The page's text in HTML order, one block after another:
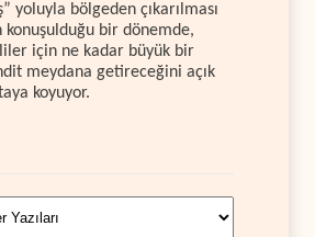
yoluyla bölgeden çıkarılması
konuşulduğu bir dönemde,
için ne kadar büyük bir
meydana getireceğini açık
koyuyor.